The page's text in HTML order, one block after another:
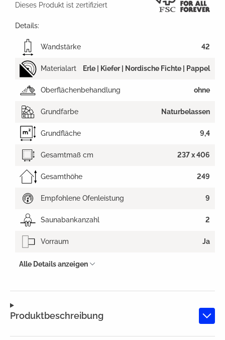
Produktbeschreibung
Dieses Produkt ist zertifiziert
Details:
Wandstärke 42
Materialart Erle | Kiefer | Nordische Fichte | Pappel
Oberflächenbehandlung ohne
Grundfarbe Naturbelassen
Grundfläche 9,4
Gesamtmaß cm 237 x 406
Gesamthöhe 249
Empfohlene Ofenleistung 9
Saunabankanzahl 2
Vorraum Ja
Alle Details anzeigen